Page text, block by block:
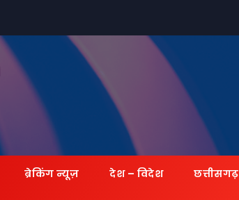
ब्रेकिंग न्यूज़ देश – विदेश छत्तीसगढ़